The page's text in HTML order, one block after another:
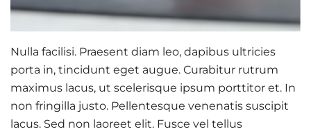
Nulla facilisi. Praesent diam leo, dapibus ultricies
porta in, tincidunt eget augue. Curabitur rutrum
maximus lacus, ut scelerisque ipsum porttitor et. In
non fringilla justo. Pellentesque venenatis suscipit
lacus. Sed non laoreet elit. Fusce vel tellus